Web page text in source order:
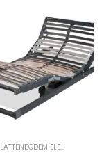
LATTENBODEM ELEKTRISCH